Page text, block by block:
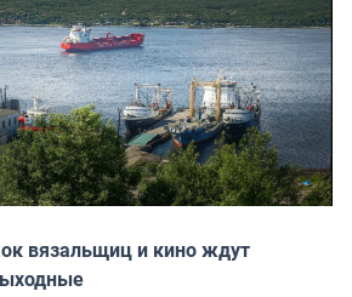
вязальщиц и кино ждут